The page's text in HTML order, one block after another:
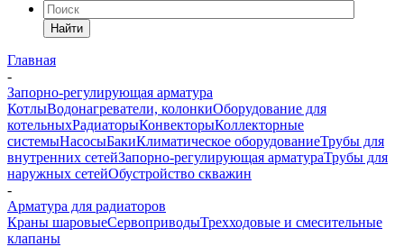
Найти
Главная
-
Запорно-регулирующая арматура
КотлыВодонагреватели, колонкиОборудование для
котельныхРадиаторыКонвекторыКоллекторные
системыНасосыБакиКлиматическое оборудованиеТрубы для
внутренних сетейЗапорно-регулирующая арматураТрубы для
наружных сетейОбустройство скважин
-
Арматура для радиаторов
Краны шаровыеСервоприводыТрехходовые и смесительные
клапаны